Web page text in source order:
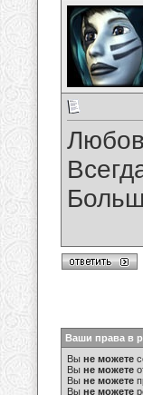
Ваши права в
Вы не можете
Вы не можете
Вы не можете
Вы не можете